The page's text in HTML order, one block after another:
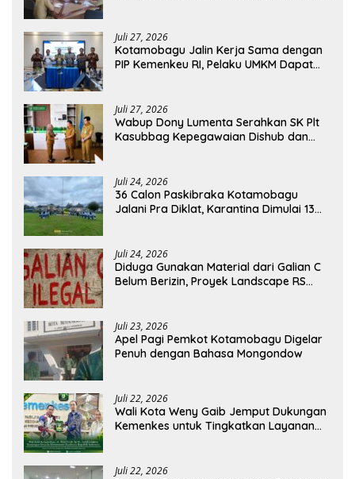
Juli 27, 2026
Kotamobagu Jalin Kerja Sama dengan
PIP Kemenkeu RI, Pelaku UMKM Dapat
Juli 27, 2026
Wabup Dony Lumenta Serahkan SK Plt
Kasubbag Kepegawaian Dishub dan
Juli 24, 2026
36 Calon Paskibraka Kotamobagu
Jalani Pra Diklat, Karantina Dimulai 13
Juli 24, 2026
Diduga Gunakan Material dari Galian C
Belum Berizin, Proyek Landscape RS
Juli 23, 2026
Apel Pagi Pemkot Kotamobagu Digelar
Penuh dengan Bahasa Mongondow
Juli 22, 2026
Wali Kota Weny Gaib Jemput Dukungan
Kemenkes untuk Tingkatkan Layanan
Juli 22, 2026